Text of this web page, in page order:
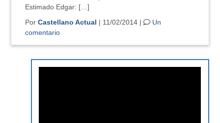
Estimado Edgar: […]
PorCastellano Actual | 11/02/2014 |
Un
comentario